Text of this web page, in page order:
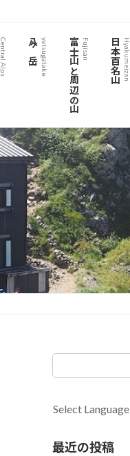
Central Alps 八ヶ岳yatsugatake 富士山と周辺の山Fujisan 日本百名山Hyakumeizan
Select Language
最近の投稿